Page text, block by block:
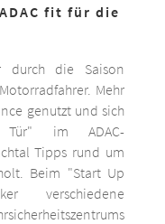
fit für die
durch die Saison
Mehr
genutzt und sich
im ADAC-
Tipps rund um
Beim "Start Up
verschiedene